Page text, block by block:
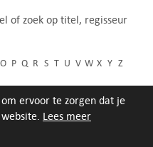
ervoor te zorgen dat je
Lees meer
of zoek op titel, regisseur
O P Q R S T U V W X Y Z